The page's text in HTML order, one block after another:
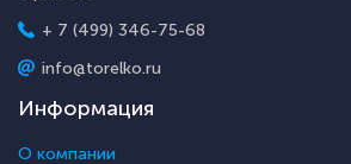
+ 7 (499) 346-75-68
info@torelko.ru
Информация
О компании